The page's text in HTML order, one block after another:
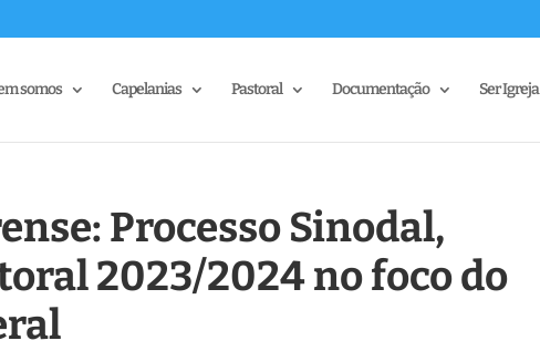
somos Capelanias Pastoral Documentação Ser Igreja
Processo Sinodal,
2023/2024 no foco do